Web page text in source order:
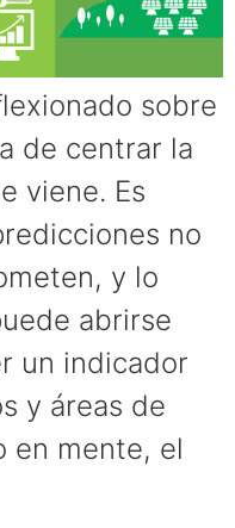
sobre
de centrar la
viene. Es
no
y lo
abrirse
un indicador
y áreas de
en mente, el